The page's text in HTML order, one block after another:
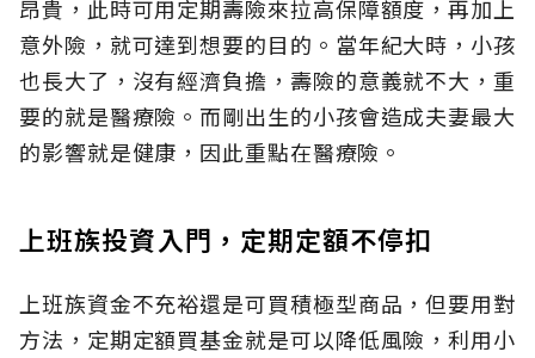
昂貴，此時可用定期壽險來拉高保障額度，再加上
意外險，就可達到想要的目的。當年紀大時，小孩
也長大了，沒有經濟負擔，壽險的意義就不大，重
要的就是醫療險。而剛出生的小孩會造成夫妻最大
的影響就是健康，因此重點在醫療險。
上班族投資入門，定期定額不停扣
上班族資金不充裕還是可買積極型商品，但要用對
方法，定期定額買基金就是可以降低風險，利用小